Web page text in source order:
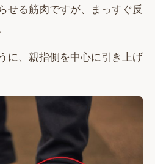
せる筋肉ですが、まっすぐ反
に、親指側を中心に引き上げ